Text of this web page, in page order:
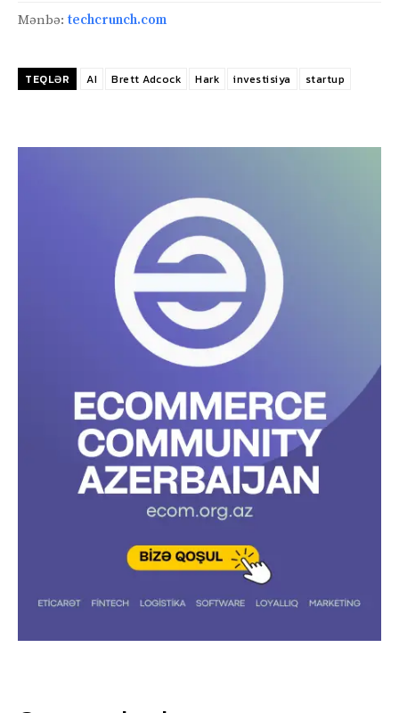
Mənbə: techcrunch.com
TEQLƏR AI Brett Adcock Hark investisiya startup